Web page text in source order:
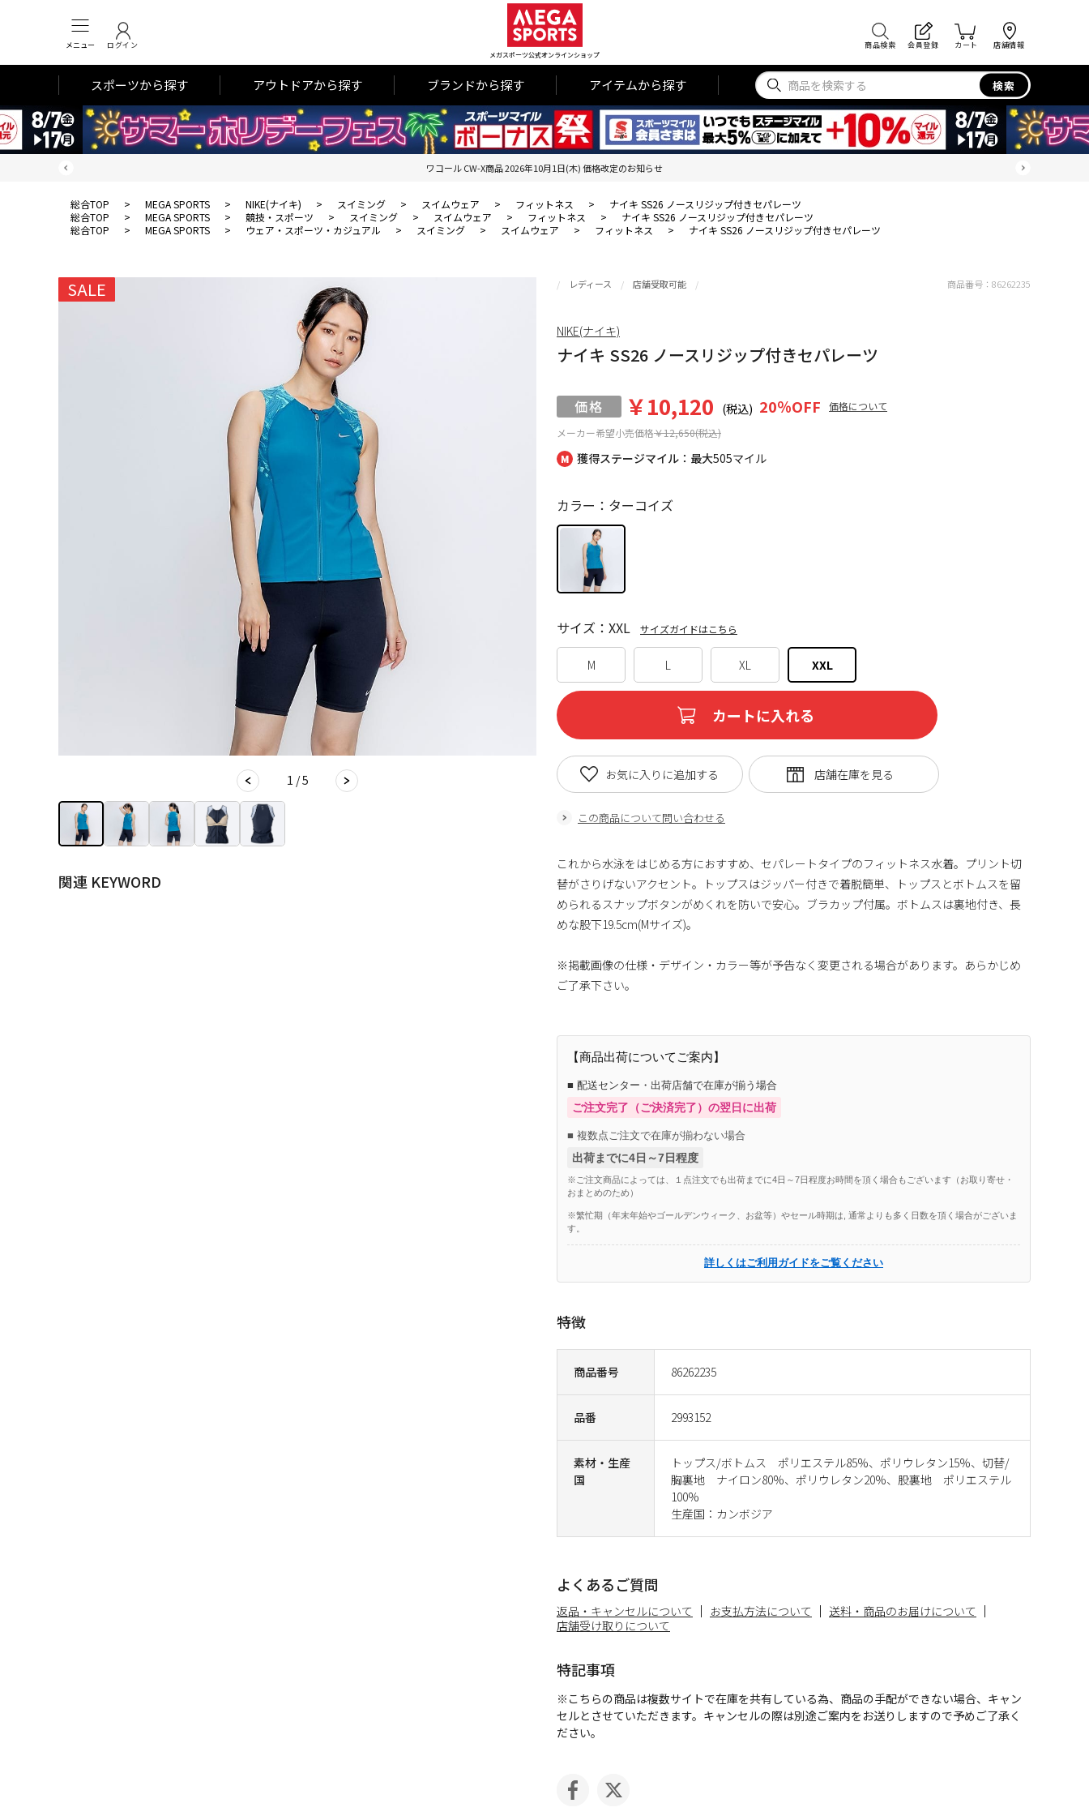
メニュー ログイン
メガスポーツ公式オンラインショップ
商品検索 会員登録 カート 店舗情報
スポーツから探す アウトドアから探す ブランドから探す アイテムから探す 検索
ワコール CW-X商品 2026年10月1日(木) 価格改定のお知らせ
総合TOP > MEGA SPORTS > NIKE(ナイキ) > スイミング > スイムウェア > フィットネス >
ナイキ SS26 ノースリジップ付きセパレーツ
総合TOP
> MEGA SPORTS > 競技・スポーツ > スイミング > スイムウェア > フィットネス >
ナイキ SS26 ノースリジップ付きセパレーツ
総合TOP
> MEGA SPORTS > ウェア・スポーツ・カジュアル > スイミング > スイムウェア > フィットネス > ナイキ SS26 ノースリジップ付きセパレーツ
SALE
1 / 5
関連 KEYWORD
獲得ステージマイル：最大505マイル
レディース 店舗受取可能
ナイキ SS26 ノースリジップ付きセパレーツ
メーカー希望小売価格￥12,650(税込)
￥10,120 (税込) 20％OFF 価格について
商品番号 86262235
品番 2993152
素材・生産
国
トップス/ボトムス ポリエステル85%、ポリウレタン15%、切替/
胸裏地 ナイロン80%、ポリウレタン20%、股裏地 ポリエステル
100%
生産国：カンボジア
カラー：ターコイズ
M L XL XXL
サイズ：XXL サイズガイドはこちら
カートに入れる
この商品について問い合わせる
お気に入りに追加する
商品番号： 86262235
NIKE(ナイキ)
これから水泳をはじめる方におすすめ、セパレートタイプのフィットネス水着。プリント切
替がさりげないアクセント。トップスはジッパー付きで着脱簡単、トップスとボトムスを留
められるスナップボタンがめくれを防いで安心。ブラカップ付属。ボトムスは裏地付き、長
めな股下19.5cm(Mサイズ)。
※掲載画像の仕様・デザイン・カラー等が予告なく変更される場合があります。あらかじめ
ご了承下さい。
【商品出荷についてご案内】
■ 配送センター・出荷店舗で在庫が揃う場合
ご注文完了（ご決済完了）の翌日に出荷
■ 複数点ご注文で在庫が揃わない場合
出荷までに4日～7日程度
※ご注文商品によっては、１点注文でも出荷までに4日～7日程度お時間を頂く場合もございます（お取り寄せ・
おまとめのため）
※繁忙期（年末年始やゴールデンウィーク、お盆等）やセール時期は, 通常よりも多く日数を頂く場合がございま
す。
詳しくはご利用ガイドをご覧ください
特徴
よくあるご質問
返品・キャンセルについて お支払方法について
送料・商品のお届けについて
店舗受け取りについて
特記事項
※こちらの商品は複数サイトで在庫を共有している為、商品の手配ができない場合、キャン
セルとさせていただきます。キャンセルの際は別途ご案内をお送りしますので予めご了承く
ださい。